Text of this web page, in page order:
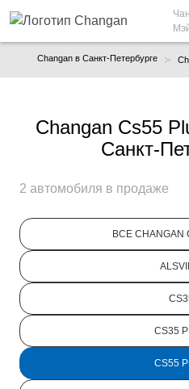
Changan в Санкт-Петербурге
Changan Cs55
Санкт-
2 автомобиля в продаже
ВСЕ
CS35
CS55